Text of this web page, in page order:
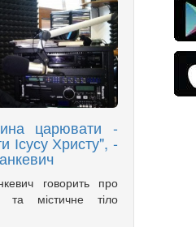
царювати -
Ісусу Христу", -
говорить про
та містичне тіло